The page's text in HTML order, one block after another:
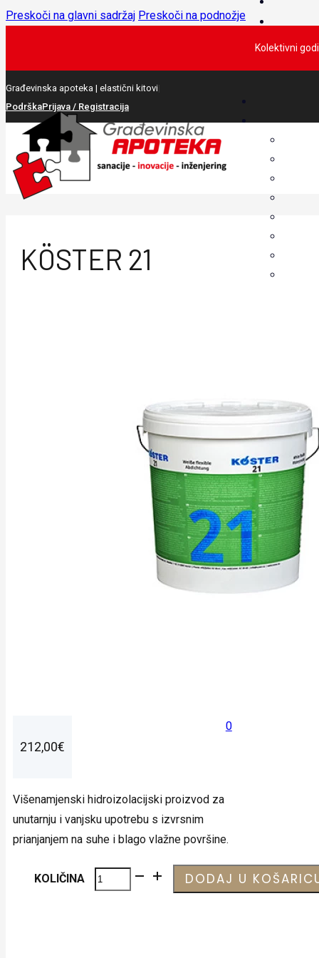
Preskoči na glavni sadržaj Preskoči na podnožje
Kolektivni
Građevinska apoteka | el |
PodrškaPrijava / Registracija
0
KÖSTER 21
212,00€
Višenamjenski hidroizolacijski proizvod za
unutarnju i vanjsku upotrebu s izvrsnim
prianjanjem na suhe i blago vlažne površine.
KOLIČINA
KÖSTER
DODAJ U